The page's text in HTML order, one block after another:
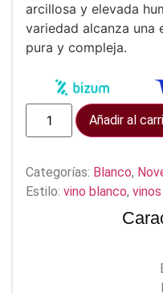
arcillosa y elevada
variedad alcanza una
pura y compleja.
Añadir al
Categorías: Blanco,
Estilo: vino blanco,